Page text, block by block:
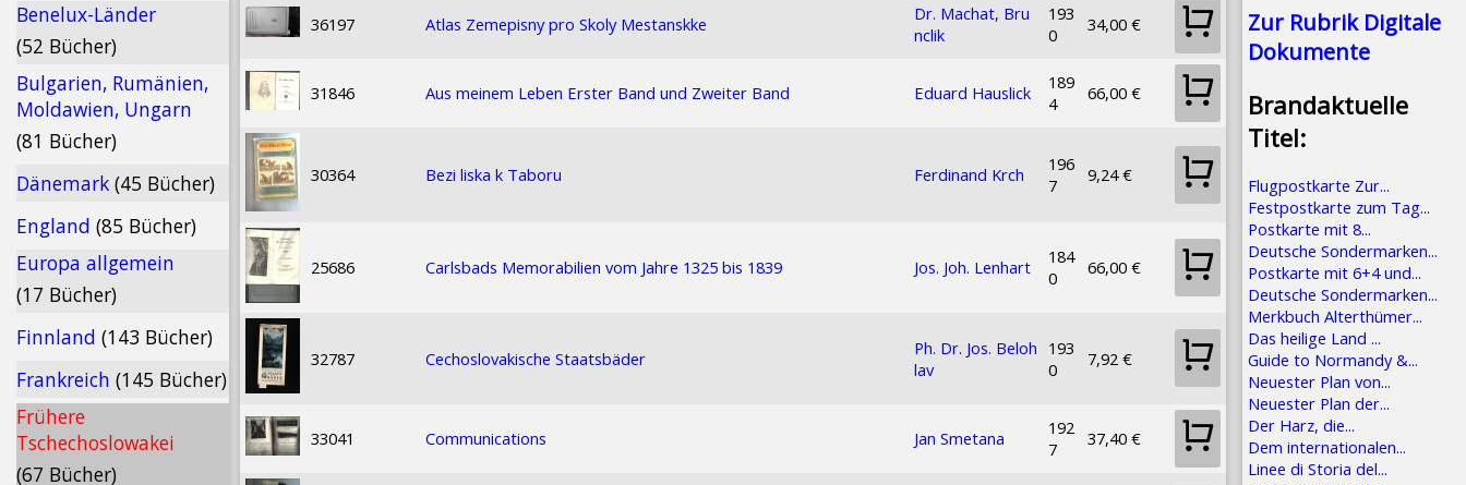
Benelux-Länder
(52 Bücher)
Bulgarien, Rumänien,
Moldawien, Ungarn
(81 Bücher)
Dänemark (45 Bücher)
England (85 Bücher)
Europa allgemein
(17 Bücher)
Finnland (143 Bücher)
Frankreich (145 Bücher)
Frühere
Tschechoslowakei
(67 Bücher)
Zur Rubrik Digitale
Dokumente
Brandaktuelle
Titel:
Flugpostkarte Zur...
Festpostkarte zum Tag...
Postkarte mit 8...
Deutsche Sondermarken...
Postkarte mit 6+4 und...
Deutsche Sondermarken...
Merkbuch Alterthümer...
Das heilige Land ...
Guide to Normandy &...
Neuester Plan von...
Neuester Plan der...
Der Harz, die...
Dem internationalen...
Linee di Storia del...
36197 Atlas Zemepisny pro Skoly Mestanskke
Dr. Machat, Bru
nclik
193
0
34,00 €
31846 Aus meinem Leben Erster Band und Zweiter Band Eduard Hauslick
189
4
66,00 €
30364 Bezi liska k Taboru Ferdinand Krch
196
7
9,24 €
25686 Carlsbads Memorabilien vom Jahre 1325 bis 1839 Jos. Joh. Lenhart
184
0
66,00 €
32787 Cechoslovakische Staatsbäder
Ph. Dr. Jos. Beloh
lav
193
0
7,92 €
33041 Communications Jan Smetana
192
7
37,40 €